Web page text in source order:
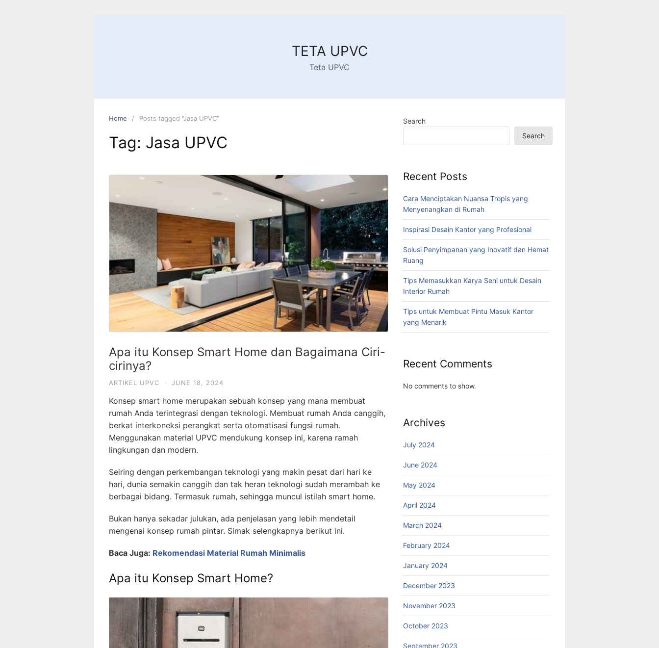
TETA UPVC
Teta UPVC
Home Posts tagged “Jasa UPVC”
Tag: Jasa UPVC
Apa itu Konsep Smart Home dan Bagaimana Ciri-
cirinya?
ARTIKEL UPVC · JUNE 18, 2024
Konsep smart home merupakan sebuah konsep yang mana membuat
rumah Anda terintegrasi dengan teknologi. Membuat rumah Anda canggih,
berkat interkoneksi perangkat serta otomatisasi fungsi rumah.
Menggunakan material UPVC mendukung konsep ini, karena ramah
lingkungan dan modern.
Seiring dengan perkembangan teknologi yang makin pesat dari hari ke
hari, dunia semakin canggih dan tak heran teknologi sudah merambah ke
berbagai bidang. Termasuk rumah, sehingga muncul istilah smart home.
Bukan hanya sekadar julukan, ada penjelasan yang lebih mendetail
mengenai konsep rumah pintar. Simak selengkapnya berikut ini.
Baca Juga: Rekomendasi Material Rumah Minimalis
Apa itu Konsep Smart Home?
Search
Search
Recent Posts
Cara Menciptakan Nuansa Tropis yang
Menyenangkan di Rumah
Inspirasi Desain Kantor yang Profesional
Solusi Penyimpanan yang Inovatif dan Hemat
Ruang
Tips Memasukkan Karya Seni untuk Desain
Interior Rumah
Tips untuk Membuat Pintu Masuk Kantor
yang Menarik
Recent Comments
No comments to show.
Archives
July 2024
June 2024
May 2024
April 2024
March 2024
February 2024
January 2024
December 2023
November 2023
October 2023
September 2023